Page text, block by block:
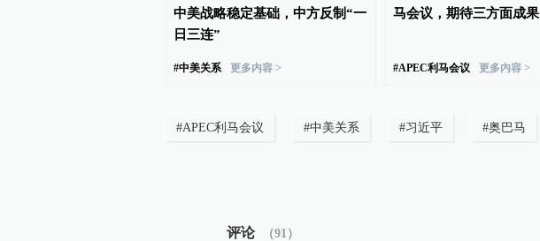
中美战略稳定基础，中方反制“一
日三连”
#中美关系 更多内容 >
马会议，期待三方面成果
#APEC利马会议 更多内容 >
#APEC利马会议 #中美关系 #习近平 #奥巴马
评论 （91 ）